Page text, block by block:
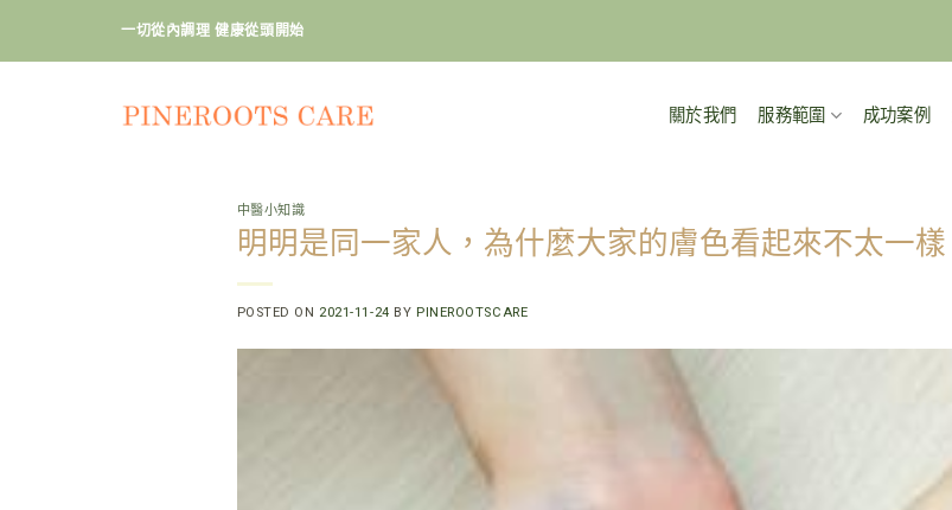
一切從內調理 健康從頭開始
關於我們 服務範圍 成功案例
中醫小知識
明明是同一家人，為什麼大家的膚色看起來不太一樣
POSTED ON 2021-11-24 BY PINEROOTSCARE